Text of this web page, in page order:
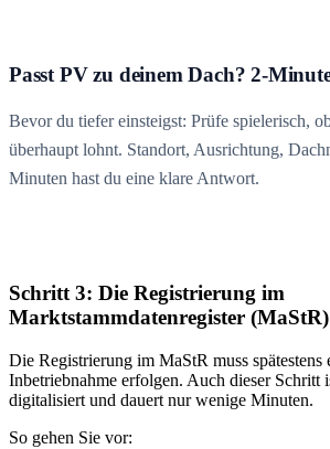
Passt PV zu deinem Dach? 2-
Bevor du tiefer einsteigst: Prüfe spielerisch,
überhaupt lohnt. Standort, Ausrichtung,
Minuten hast du eine klare Antwort.
Schritt 3: Die Registrierung im
Marktstammdatenregister (MaStR)
Die Registrierung im MaStR muss spätestens
Inbetriebnahme erfolgen. Auch dieser Schritt
digitalisiert und dauert nur wenige Minuten.
So gehen Sie vor: